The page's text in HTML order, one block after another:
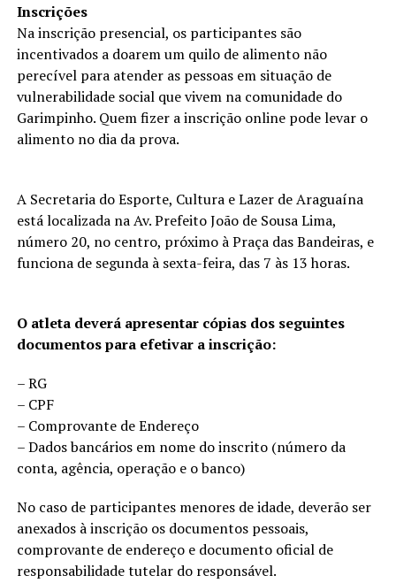
Inscrições
Na inscrição presencial, os participantes são
incentivados a doarem um quilo de alimento não
perecível para atender as pessoas em situação de
vulnerabilidade social que vivem na comunidade do
Garimpinho. Quem fizer a inscrição online pode levar o
alimento no dia da prova.
A Secretaria do Esporte, Cultura e Lazer de Araguaína
está localizada na Av. Prefeito João de Sousa Lima,
número 20, no centro, próximo à Praça das Bandeiras, e
funciona de segunda à sexta-feira, das 7 às 13 horas.
O atleta deverá apresentar cópias dos seguintes
documentos para efetivar a inscrição:
– RG
– CPF
– Comprovante de Endereço
– Dados bancários em nome do inscrito (número da
conta, agência, operação e o banco)
No caso de participantes menores de idade, deverão ser
anexados à inscrição os documentos pessoais,
comprovante de endereço e documento oficial de
responsabilidade tutelar do responsável.